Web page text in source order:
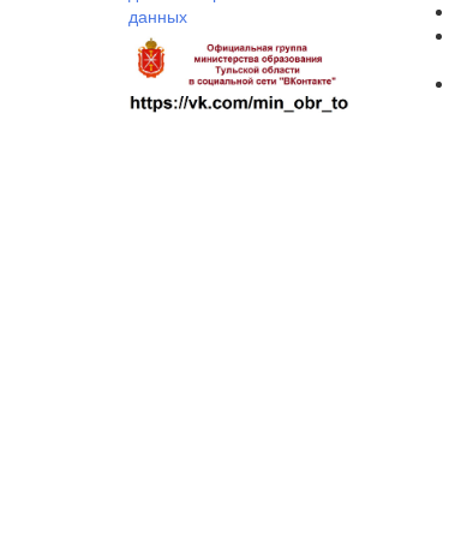
данных